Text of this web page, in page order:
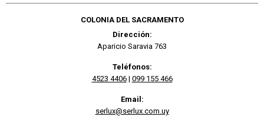
COLONIA DEL SACRAMENTO
Dirección:
Aparicio Saravia 763
Teléfonos:
4523 4406| 099 155 466
Email:
serlux@serlux.com.uy